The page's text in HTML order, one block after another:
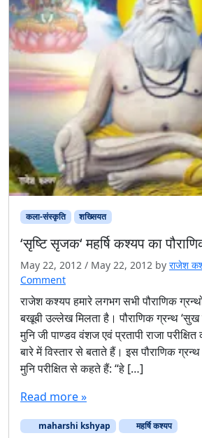
कला-संस्कृति शख्सियत
‘सृष्टि सृजक‘ महर्षि कश्यप का
May 22, 2012 / May 22, 2012 by राजेश
Comment
राजेश कश्यप हमारे लगभग सभी पौराणिक
बखूबी उल्लेख मिलता है। पौराणिक ग्रन्थ ‘सुख
मुनि जी पाण्डव वंशज एवं प्रतापी राजा
बारे में विस्तार से बताते हैं। इस पौराणिक
मुनि परीक्षित से कहते हैं: “हे […]
Read more »
maharshi kshyap महर्षि कश्यप